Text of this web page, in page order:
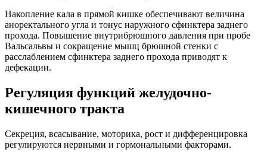
Накопление кала в прямой кишке обеспечивают величина
аноректального угла и тонус наружного сфинктера заднего
прохода. Повышение внутрибрюшного давления при пробе
Вальсальвы и сокращение мышц брюшной стенки с
расслаблением сфинктера заднего прохода приводят к
дефекации.
Регуляция функций желудочно-
кишечного тракта
Секреция, всасывание, моторика, рост и дифференцировка
регулируются нервными и гормональными факторами.